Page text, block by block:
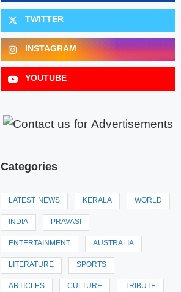
TWITTER
INSTAGRAM
YOUTUBE
Categories
LATEST NEWS KERALA WORLD
INDIA PRAVASI
ENTERTAINMENT AUSTRALIA
LITERATURE SPORTS
ARTICLES CULTURE TRIBUTE